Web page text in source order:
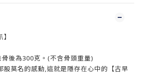
後為300克。(不含骨頭重量)
股莫名的感動,這就是隱存在心中的【古早